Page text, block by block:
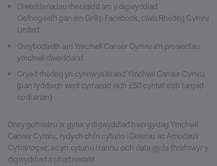
Diweddariadau rheolaidd am y digwyddiad
Cefnogaeth gan ein Grŵp Facebook, clwb Rhedeg Cymru
United
Gwybodaeth am Ymchwil Canser Cymru a’n prosiectau
ymchwil diweddaraf
Crys-t rhedeg yn cynnwys brand Ymchwil Canser Cymru
(pan fyddwch wedi cyrraedd eich £50 cyntaf o’ch targed
codi arian)
Drwy gofrestru ar gyfer y digwyddiad hwn gydag Ymchwil
Canser Cymru, rydych chi’n cytuno i Delerau ac Amodau’r
Cyfranogwr, ac yn cytuno i rannu eich data gyda threfnwyr y
digwyddiad a phartneriaid.